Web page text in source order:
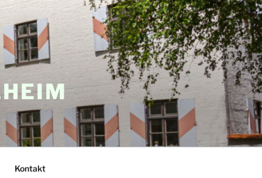
Kontakt